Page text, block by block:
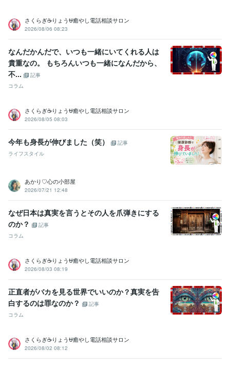
さくらぎ☕りょう⛎癒やし電話相談サロン
2026/08/06 08:23
なんだかんだで、いつも一緒にいてくれる人は
貴重なの。 もちろんいつも一緒になんだから、
不...
記事
コラム
さくらぎ☕りょう⛎癒やし電話相談サロン
2026/08/05 08:03
今年も身長が伸びました（笑）
記事
ライフスタイル
あかり♡心の小部屋
2026/07/21 12:48
なぜ日本は真実を言うとその人を爪弾きにする
のか？
記事
コラム
さくらぎ☕りょう⛎癒やし電話相談サロン
2026/08/03 08:19
正直者がバカを見る世界でいいのか？真実を告
白するのは罪なのか？
記事
コラム
さくらぎ☕りょう⛎癒やし電話相談サロン
2026/08/02 08:12